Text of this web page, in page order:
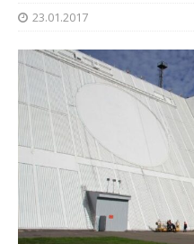
23.01.2017